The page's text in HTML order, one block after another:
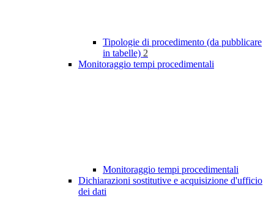
Tipologie di procedimento (da pubblicare
in tabelle) 2
Monitoraggio tempi procedimentali
Monitoraggio tempi procedimentali
Dichiarazioni sostitutive e acquisizione d'ufficio
dei dati